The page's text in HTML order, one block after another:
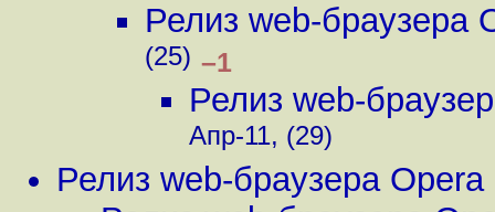
Релиз web-браузера
(25) –1
Релиз web-
Апр-11, (29)
Релиз web-браузера Opera